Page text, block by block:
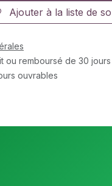
Ajouter à la liste de
ou remboursé de 30 jours
ouvrables